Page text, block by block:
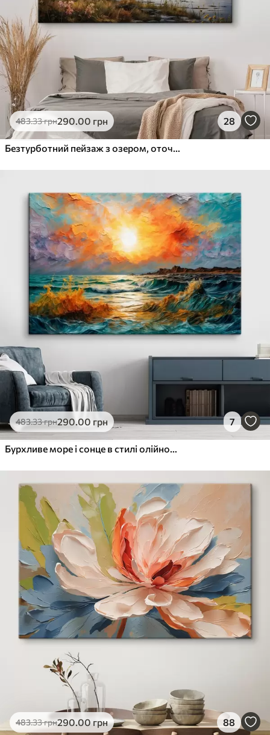
✓Яскраві, насичені кольори
✓Стійкість до вицвітання
✓Безпечне чорнило без запаху
✓Поверхня з текстурою полотна
✗Екологічний матеріал
Еко-Преміум
.00грн
✓Яскраві, насичені кольори
✓Поверхня з текстурою полотна
✓Екологічний матеріал
483.33грн290.00 грн 28
Безтурботний пейзаж з озером, оточеним соснами, що віддзеркалює теплі кольори західного неба
483.33грн290.00 грн 7
Бурхливе море і сонце в стилі олійного живопису
483.33грн290.00 грн 88